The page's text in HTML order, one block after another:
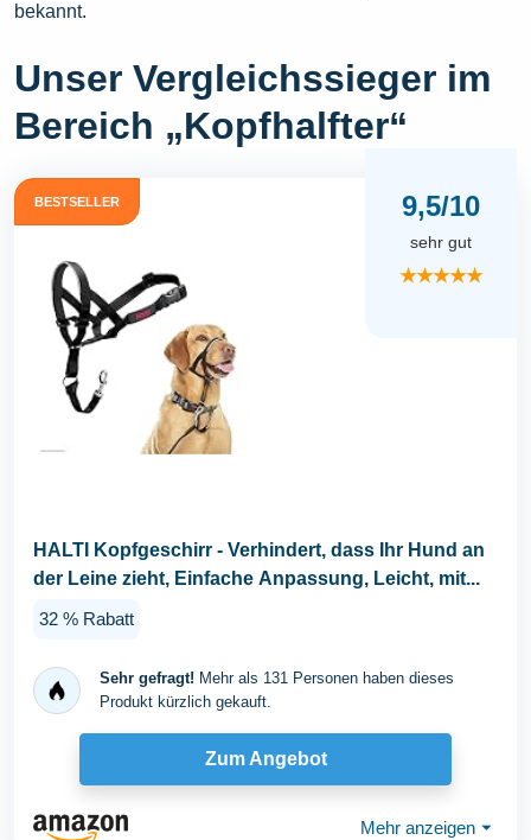
bekannt.
Unser Vergleichssieger im
Bereich „Kopfhalfter“
BESTSELLER 9,5/10
sehr gut
★★★★★
HALTI Kopfgeschirr - Verhindert, dass Ihr Hund an
der Leine zieht, Einfache Anpassung, Leicht, mit...
32 % Rabatt
Sehr gefragt! Mehr als 131 Personen haben dieses
Produkt kürzlich gekauft.
Zum Angebot
Mehr anzeigen ⏷